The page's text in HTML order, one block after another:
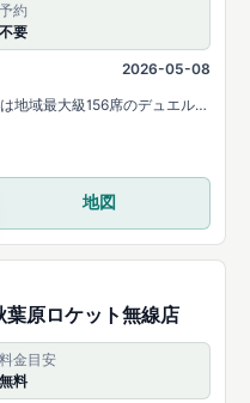
予約
不要
2026-05-08
地域最大級156席のデュエルス
地図
葉原ロケット無線店
料金目安
無料